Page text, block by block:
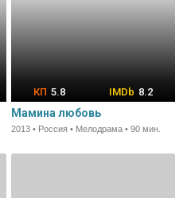
5.8 8.2
Мамина любовь
2013 • Россия • Мелодрама • 90 мин.